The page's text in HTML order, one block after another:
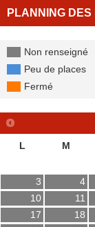
PLANNING
Non renseigné
Peu de places
Fermé
L M
3
4
10
11
17
18